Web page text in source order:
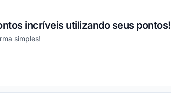
incríveis utilizando seus pontos!
simples!